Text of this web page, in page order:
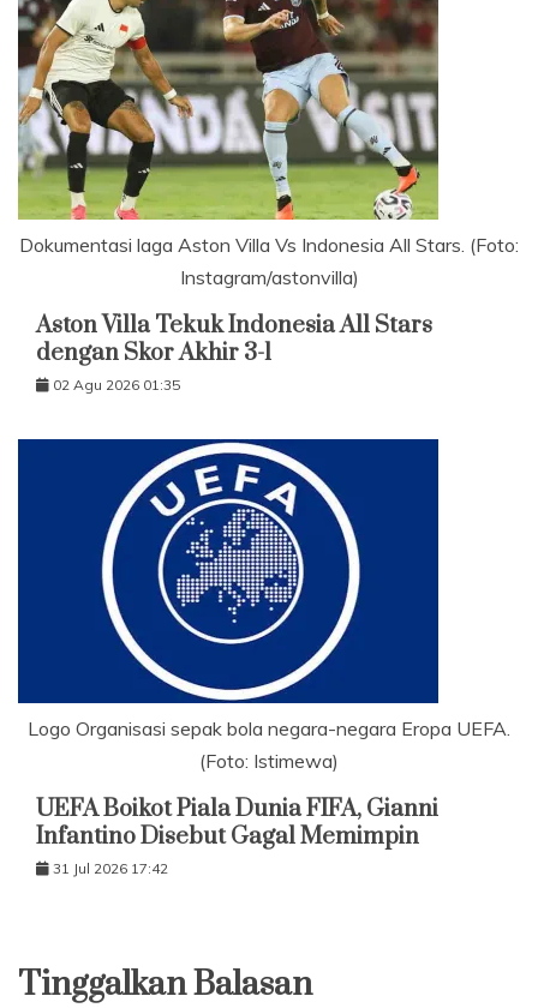
Dokumentasi laga Aston Villa Vs Indonesia All Stars. (Foto:
Instagram/astonvilla)
Aston Villa Tekuk Indonesia All Stars
dengan Skor Akhir 3-1
02 Agu 2026 01:35
Logo Organisasi sepak bola negara-negara Eropa UEFA.
(Foto: Istimewa)
UEFA Boikot Piala Dunia FIFA, Gianni
Infantino Disebut Gagal Memimpin
31 Jul 2026 17:42
Tinggalkan Balasan